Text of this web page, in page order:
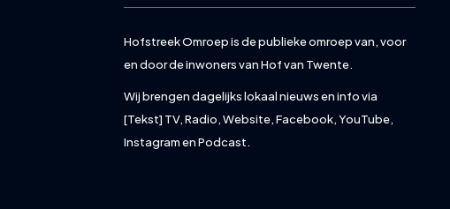
Hofstreek Omroep is de publieke omroep van, voor
en door de inwoners van Hof van Twente.
Wij brengen dagelijks lokaal nieuws en info via
[Tekst] TV, Radio, Website, Facebook, YouTube,
Instagram en Podcast.